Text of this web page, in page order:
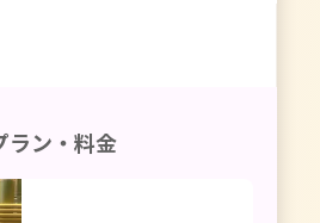
ラン・料金